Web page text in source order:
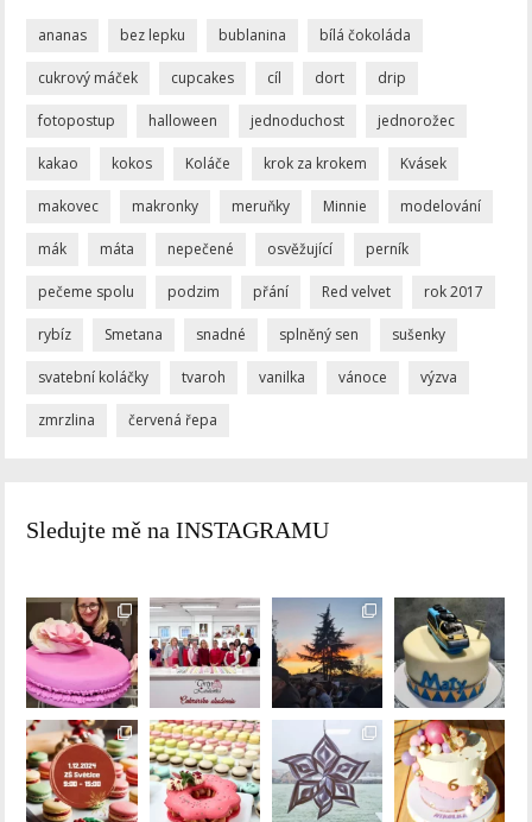
ananas bez lepku bublanina bílá čokoláda
cukrový máček cupcakes cíl dort drip
fotopostup halloween jednoduchost jednorožec
kakao kokos Koláče krok za krokem Kvásek
makovec makronky meruňky Minnie modelování
mák máta nepečené osvěžující perník
pečeme spolu podzim přání Red velvet rok 2017
rybíz Smetana snadné splněný sen sušenky
svatební koláčky tvaroh vanilka vánoce výzva
zmrzlina červená řepa
Sledujte mě na INSTAGRAMU